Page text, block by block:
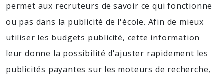
permet aux recruteurs de savoir ce qui fonctionne
ou pas dans la publicité de l'école. Afin de mieux
utiliser les budgets publicité, cette information
leur donne la possibilité d'ajuster rapidement les
publicités payantes sur les moteurs de recherche,